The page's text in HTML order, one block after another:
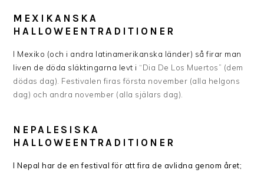
MEXIKANSKA
HALLOWEENTRADITIONER
I Mexiko (och i andra latinamerikanska länder) så firar man
liven de döda släktingarna levt i “Dia De Los Muertos” (dem
dödas dag). Festivalen firas första november (alla helgons
dag) och andra november (alla själars dag).
NEPALESISKA
HALLOWEENTRADITIONER
I Nepal har de en festival för att fira de avlidna genom året;